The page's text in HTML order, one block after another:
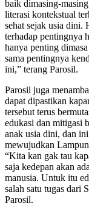
baik dimasing-
literasi kontekstual
sehat sejak usia dini.
terhadap pentingnya
hanya penting
sama pentingnya
ini,” terang Parosil.
Parosil juga
dapat dipastikan
tersebut terus
edukasi dan mitigasi
anak usia dini, dan
mewujudkan
“Kita kan gak tau
saja kedepan akan
manusia. Untuk itu
salah satu tugas dari
Parosil.